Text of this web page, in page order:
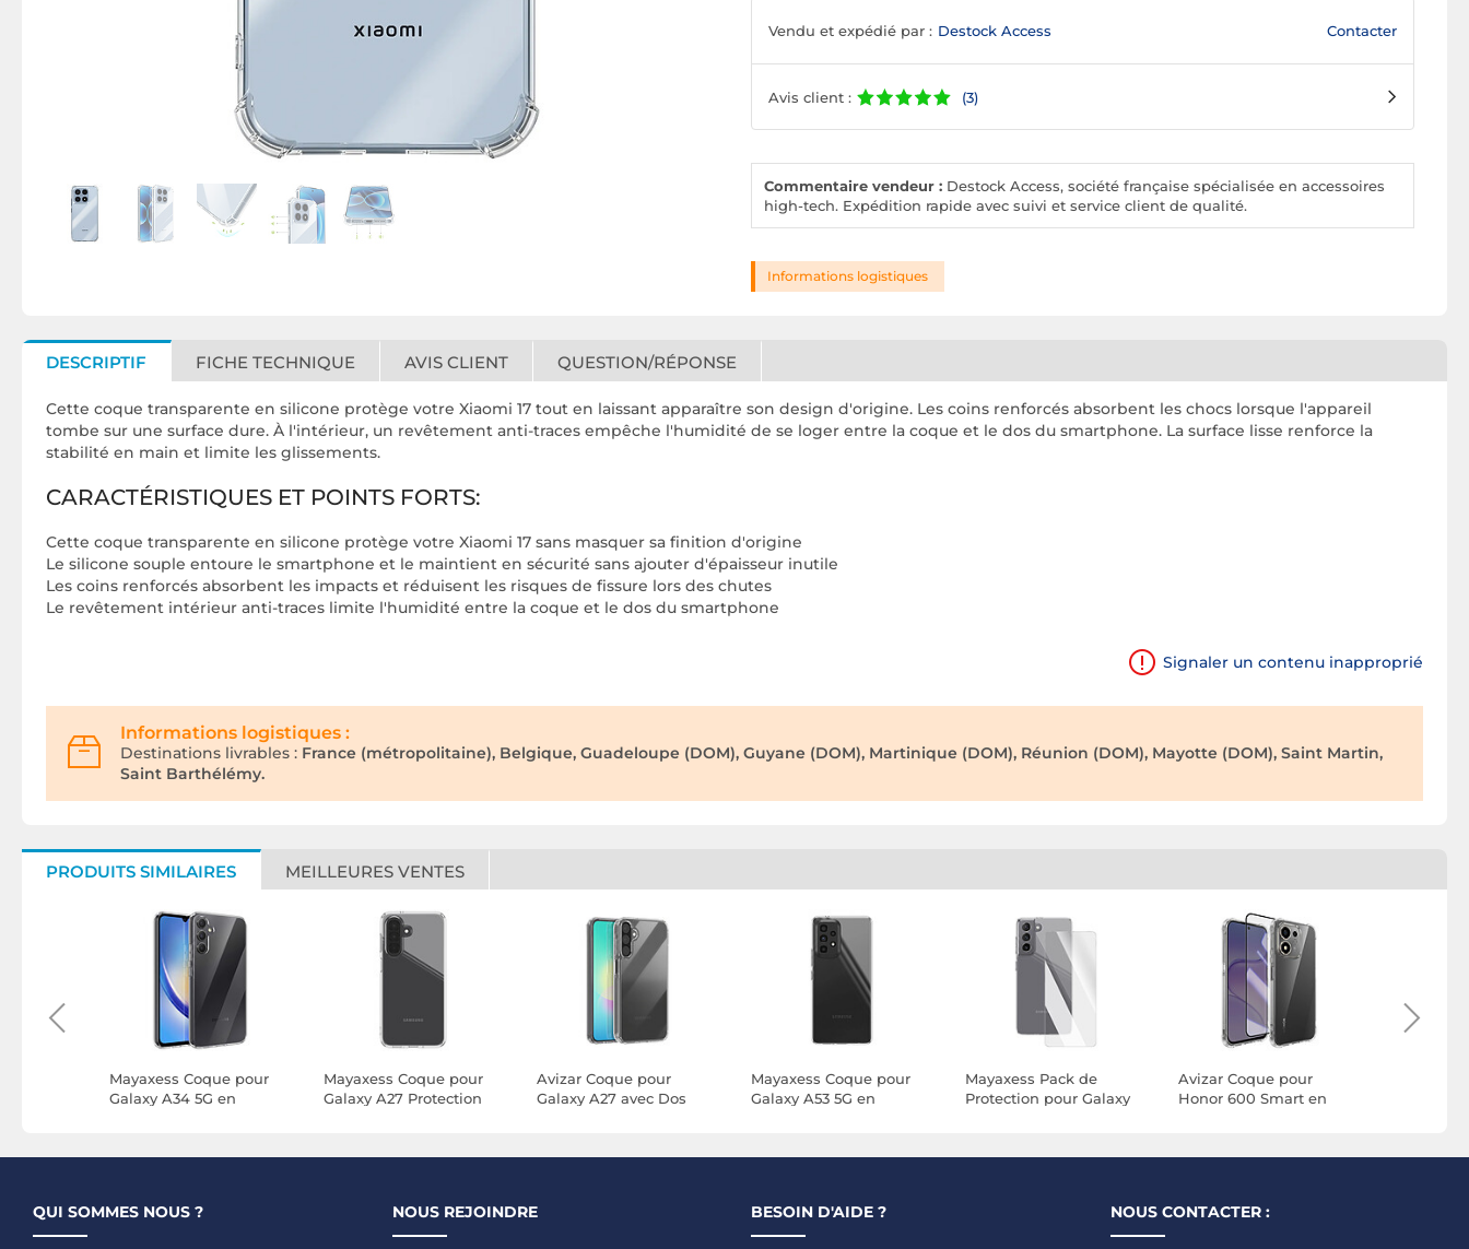
Vendu et expédié par : Destock Access Contacter
Avis client : (3)
Commentaire vendeur : Destock Access, société française spécialisée en accessoires
high-tech. Expédition rapide avec suivi et service client de qualité.
Informations logistiques
DESCRIPTIF FICHE TECHNIQUE AVIS CLIENT QUESTION/RÉPONSE
Cette coque transparente en silicone protège votre Xiaomi 17 tout en laissant apparaître son design d'origine. Les coins renforcés absorbent les chocs lorsque l'appareil
tombe sur une surface dure. À l'intérieur, un revêtement anti-traces empêche l'humidité de se loger entre la coque et le dos du smartphone. La surface lisse renforce la
stabilité en main et limite les glissements.
CARACTÉRISTIQUES ET POINTS FORTS:
Cette coque transparente en silicone protège votre Xiaomi 17 sans masquer sa finition d'origine
Le silicone souple entoure le smartphone et le maintient en sécurité sans ajouter d'épaisseur inutile
Les coins renforcés absorbent les impacts et réduisent les risques de fissure lors des chutes
Le revêtement intérieur anti-traces limite l'humidité entre la coque et le dos du smartphone
Signaler un contenu inapproprié
Informations logistiques :
Destinations livrables : France (métropolitaine), Belgique, Guadeloupe (DOM), Guyane (DOM), Martinique (DOM), Réunion (DOM), Mayotte (DOM), Saint Martin,
Saint Barthélémy.
PRODUITS SIMILAIRES MEILLEURES VENTES
Mayaxess Coque pour
Galaxy A34 5G en
Transparent
Mayaxess Coque pour
Galaxy A27 Protection
Avizar Coque pour
Galaxy A27 avec Dos
Mayaxess Coque pour
Galaxy A53 5G en
Mayaxess Pack de
Protection pour Galaxy
Transparent
Avizar Coque pour
Honor 600 Smart en
QUI SOMMES NOUS ? NOUS REJOINDRE BESOIN D'AIDE ? NOUS CONTACTER :